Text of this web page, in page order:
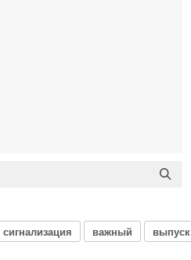
сигнализация важный выпуск